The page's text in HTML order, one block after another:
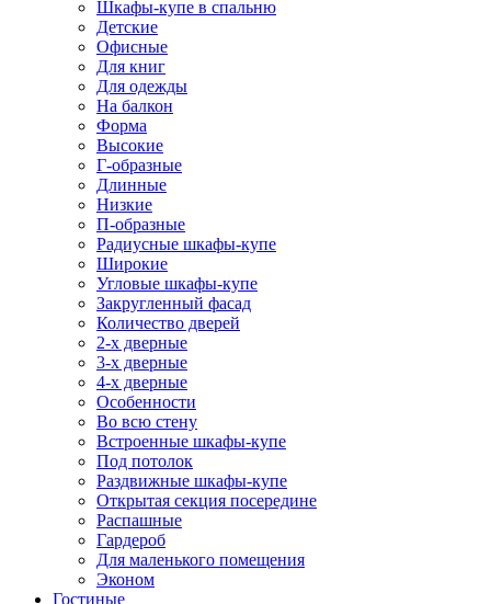
Шкафы-купе в спальню
Детские
Офисные
Для книг
Для одежды
На балкон
Форма
Высокие
Г-образные
Длинные
Низкие
П-образные
Радиусные шкафы-купе
Широкие
Угловые шкафы-купе
Закругленный фасад
Количество дверей
2-х дверные
3-х дверные
4-х дверные
Особенности
Во всю стену
Встроенные шкафы-купе
Под потолок
Раздвижные шкафы-купе
Открытая секция посередине
Распашные
Гардероб
Для маленького помещения
Эконом
Гостиные